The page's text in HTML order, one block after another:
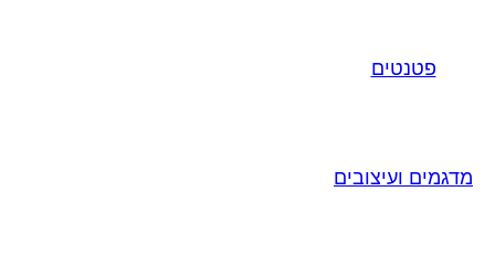
פטנטים
מדגמים ועיצובים